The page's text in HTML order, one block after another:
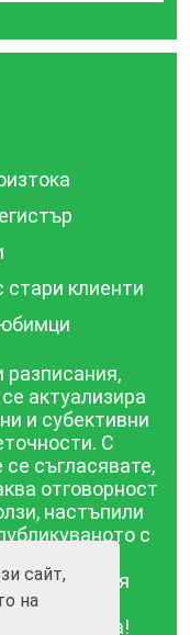
сайт,
на
стари клиенти
актуализира
и субективни
С
съгласявате,
отговорност
настъпили
с
предоставя
за